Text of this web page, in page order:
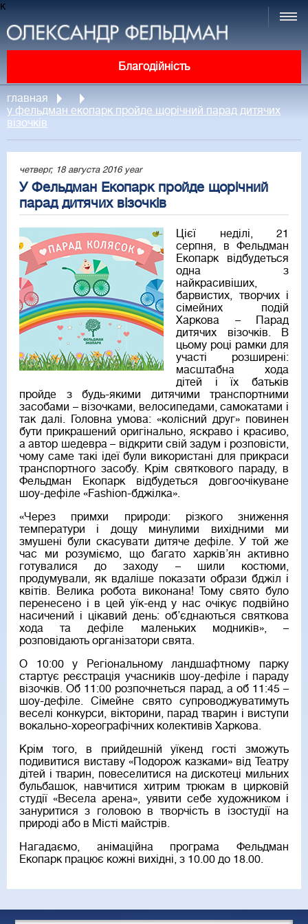
к
Благодійність
главная
у фельдман екопарк пройде щорічний парад дитячих
візочків
четверг, 18 августа 2016 year
У Фельдман Екопарк пройде щорічний
парад дитячих візочків
Цієї неділі, 21
серпня, в Фельдман
Екопарк відбудеться
одна з
найкрасивіших,
барвистих, творчих і
сімейних подій
Харкова – Парад
дитячих візочків. В
цьому році рамки для
участі розширені:
масштабна хода
дітей і їх батьків
пройде з будь-якими дитячими транспортними
засобами – візочками, велосипедами, самокатами і
так далі. Головна умова: «колісний друг» повинен
бути прикрашений оригінально, яскраво і красиво,
а автор шедевра – відкрити свій задум і розповісти,
чому саме такі ідеї були використані для прикраси
транспортного засобу. Крім святкового параду, в
Фельдман Екопарк відбудеться довгоочікуване
шоу-дефіле «Fashion-бджілка».
«Через примхи природи: різкого зниження
температури і дощу минулими вихідними ми
змушені були скасувати дитяче дефіле. У той же
час ми розуміємо, що багато харків’ян активно
готувалися до заходу – шили костюми,
продумували, як вдаліше показати образи бджіл і
квітів. Велика робота виконана! Тому свято було
перенесено і в цей уїк-енд у нас очікує подвійно
насичений і цікавий день: об’єднаються святкова
хода та дефіле маленьких модників», –
розповідають організатори свята.
О 10:00 у Регіональному ландшафтному парку
стартує реєстрація учасників шоу-дефіле і параду
візочків. Об 11:00 розпочнеться парад, а об 11:45 –
шоу-дефіле. Сімейне свято супроводжуватимуть
веселі конкурси, вікторини, парад тварин і виступи
вокально-хореографічних колективів Харкова.
Крім того, в прийдешній уїкенд гості зможуть
подивитися виставу «Подорож казками» від Театру
дітей і тварин, повеселитися на дискотеці мильних
бульбашок, навчитися хитрим трюкам в цирковій
студії «Весела арена», уявити себе художником і
зануритися з головою в творчість в ізостудії на
природі або в Місті майстрів.
Нагадаємо, анімаційна програма Фельдман
Екопарк працює кожні вихідні, з 10.00 до 18.00.